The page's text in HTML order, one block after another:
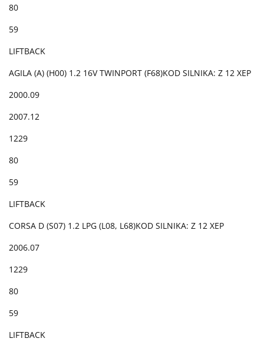
80
59
LIFTBACK
AGILA (A) (H00) 1.2 16V TWINPORT (F68)KOD SILNIKA: Z 12 XEP
2000.09
2007.12
1229
80
59
LIFTBACK
CORSA D (S07) 1.2 LPG (L08, L68)KOD SILNIKA: Z 12 XEP
2006.07
1229
80
59
LIFTBACK